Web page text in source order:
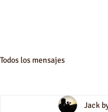
Todos los mensajes
Jack